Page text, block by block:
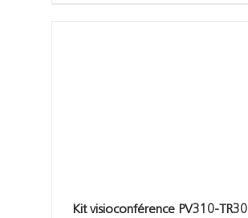
Kit visioconférence PV310-TR30